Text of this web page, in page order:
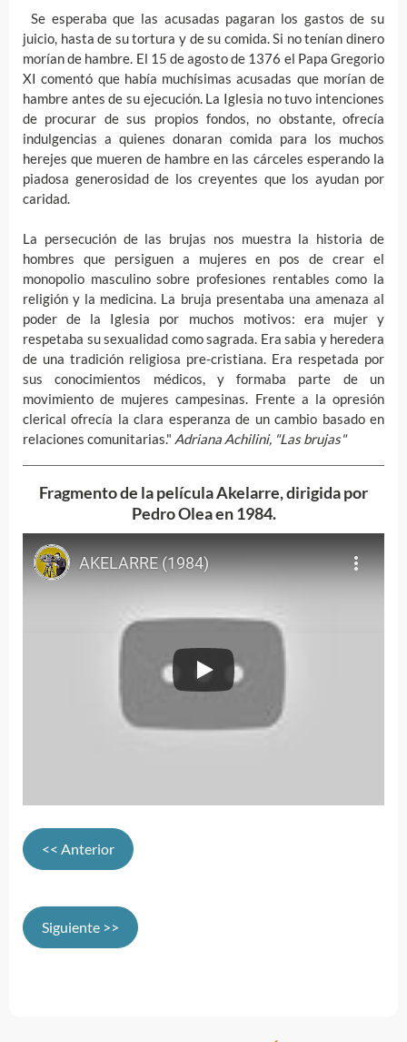
Se esperaba que las acusadas pagaran los gastos de su
juicio, hasta de su tortura y de su comida. Si no tenían dinero
morían de hambre. El 15 de agosto de 1376 el Papa Gregorio
XI comentó que había muchísimas acusadas que morían de
hambre antes de su ejecución. La Iglesia no tuvo intenciones
de procurar de sus propios fondos, no obstante, ofrecía
indulgencias a quienes donaran comida para los muchos
herejes que mueren de hambre en las cárceles esperando la
piadosa generosidad de los creyentes que los ayudan por
caridad.
La persecución de las brujas nos muestra la historia de
hombres que persiguen a mujeres en pos de crear el
monopolio masculino sobre profesiones rentables como la
religión y la medicina. La bruja presentaba una amenaza al
poder de la Iglesia por muchos motivos: era mujer y
respetaba su sexualidad como sagrada. Era sabia y heredera
de una tradición religiosa pre-cristiana. Era respetada por
sus conocimientos médicos, y formaba parte de un
movimiento de mujeres campesinas. Frente a la opresión
clerical ofrecía la clara esperanza de un cambio basado en
relaciones comunitarias." Adriana Achilini, "Las brujas"
Fragmento de la película Akelarre, dirigida por
Pedro Olea en 1984.
<< Anterior
Siguiente >>